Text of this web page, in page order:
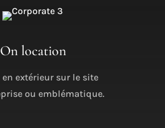
On location
extérieur sur le site
ou emblématique.